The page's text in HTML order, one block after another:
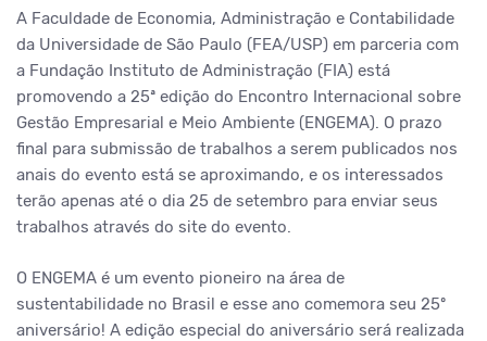
A Faculdade de Economia, Administração e Contabilidade
da Universidade de São Paulo (FEA/USP) em parceria com
a Fundação Instituto de Administração (FIA) está
promovendo a 25ª edição do Encontro Internacional sobre
Gestão Empresarial e Meio Ambiente (ENGEMA). O prazo
final para submissão de trabalhos a serem publicados nos
anais do evento está se aproximando, e os interessados
terão apenas até o dia 25 de setembro para enviar seus
trabalhos através do site do evento.
O ENGEMA é um evento pioneiro na área de
sustentabilidade no Brasil e esse ano comemora seu 25º
aniversário! A edição especial do aniversário será realizada